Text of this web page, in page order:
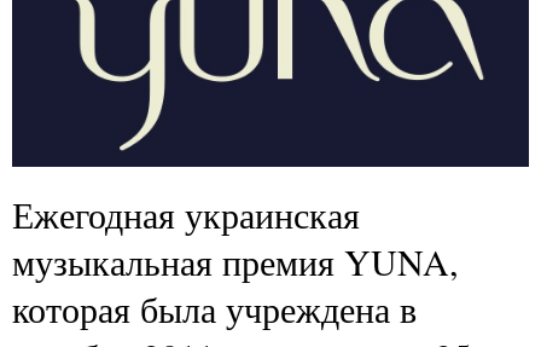
Ежегодная украинская
музыкальная премия YUNA,
которая была учреждена в